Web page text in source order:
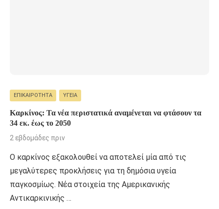
ΕΠΙΚΑΙΡΌΤΗΤΑ ΥΓΕΊΑ
Καρκίνος: Τα νέα περιστατικά αναμένεται να φτάσουν τα
34 εκ. έως το 2050
2 εβδομάδες πριν
Ο καρκίνος εξακολουθεί να αποτελεί μία από τις
μεγαλύτερες προκλήσεις για τη δημόσια υγεία
παγκοσμίως. Νέα στοιχεία της Αμερικανικής
Αντικαρκινικής …